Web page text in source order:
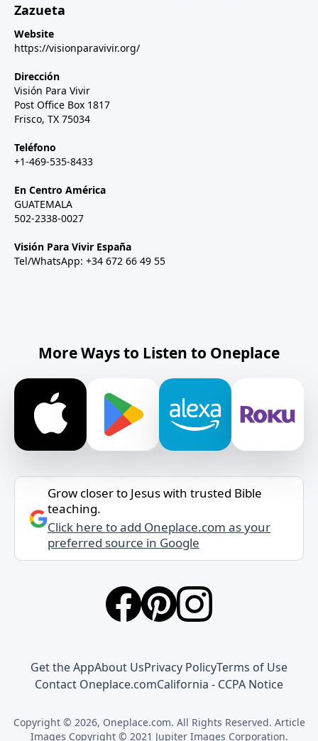
Zazueta
Website
https://visionparavivir.org/
Dirección
Visión Para Vivir
Post Office Box 1817
Frisco, TX 75034
Teléfono
+1-469-535-8433
En Centro América
GUATEMALA
502-2338-0027
Visión Para Vivir España
Tel/WhatsApp: +34 672 66 49 55
More Ways to Listen to Oneplace
Grow closer to Jesus with trusted Bible
teaching.
Click here to add Oneplace.com as your
preferred source in Google
Get the AppAbout UsPrivacy PolicyTerms of Use
Contact Oneplace.comCalifornia - CCPA Notice
Copyright © 2026, Oneplace.com. All Rights Reserved. Article
Images Copyright © 2021 Jupiter Images Corporation.